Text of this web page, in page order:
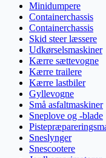
Minidumpere
Containerchassis
Containerchassis
Skid steer læssere
Udkørselsmaskiner
Kærre sættevogne
Kærre trailere
Kærre lastbiler
Gyllevogne
Små asfaltmaskiner
Sneplove og -blade
Sneslynger
Snescootere